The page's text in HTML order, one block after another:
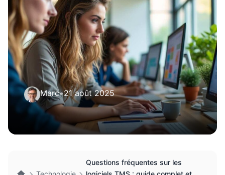
Marc•21 août 2025
Questions fréquentes sur les